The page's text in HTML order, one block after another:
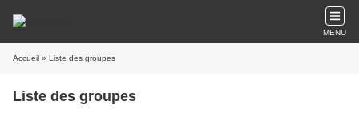
MENU
Accueil » Liste des groupes
Liste des groupes